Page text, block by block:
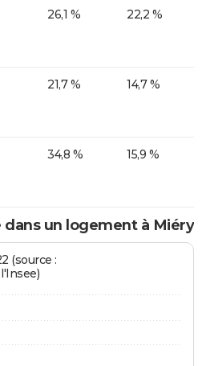
26,1 % 22,2 %
21,7 % 14,7 %
34,8 % 15,9 %
dans un logement à Miéry
(source :